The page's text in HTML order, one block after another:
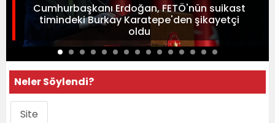
Cumhurbaşkanı Erdoğan, FETÖ'nün suikast
timindeki Burkay Karatepe'den şikayetçi
oldu
Neler Söylendi?
Site